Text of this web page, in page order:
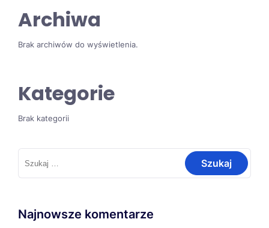
Archiwa
Brak archiwów do wyświetlenia.
Kategorie
Brak kategorii
Szukaj:
Najnowsze komentarze